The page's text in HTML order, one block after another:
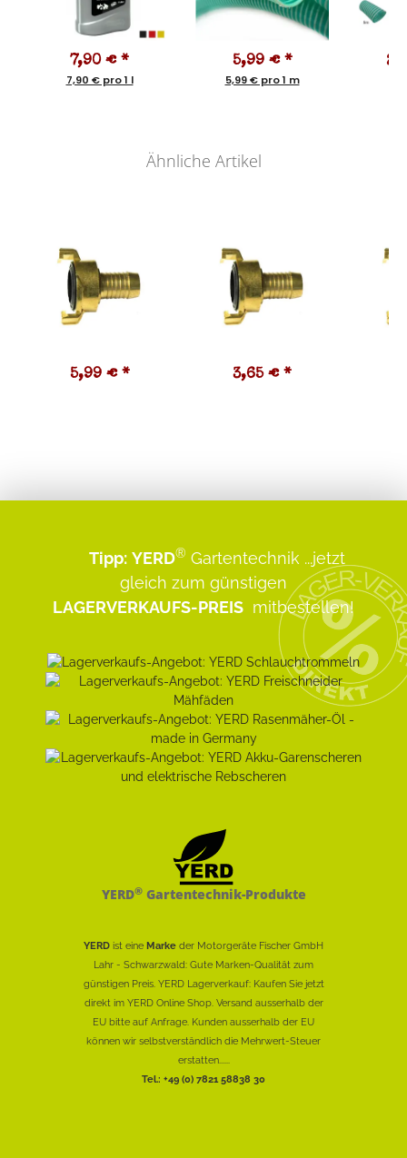
7,90 € *
7,90 € pro 1 l
5,99 € *
5,99 € pro 1 m
Ähnliche Artikel
5,99 € * 3,65 € *
Tipp: YERD® Gartentechnik ...jetzt
gleich zum günstigen
LAGERVERKAUFS-PREIS mitbestellen!
YERD®Gartentechnik-Produkte
YERD ist eine Marke der Motorgeräte Fischer GmbH
Lahr - Schwarzwald: Gute Marken-Qualität zum
günstigen Preis. YERD Lagerverkauf: Kaufen Sie jetzt
direkt im YERD Online Shop. Versand ausserhalb der
EU bitte auf Anfrage. Kunden ausserhalb der EU
können wir selbstverständlich die Mehrwert-Steuer
erstatten......
Tel.: +49 (0) 7821 58838 30